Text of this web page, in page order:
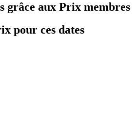
grâce aux Prix membres
pour ces dates